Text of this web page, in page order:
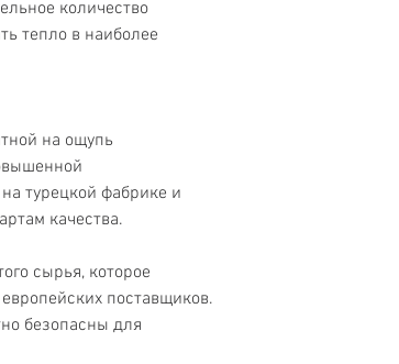
количество
тепло в наиболее
на ощупь
турецкой фабрике и
качества.
сырья, которое
поставщиков.
безопасны для